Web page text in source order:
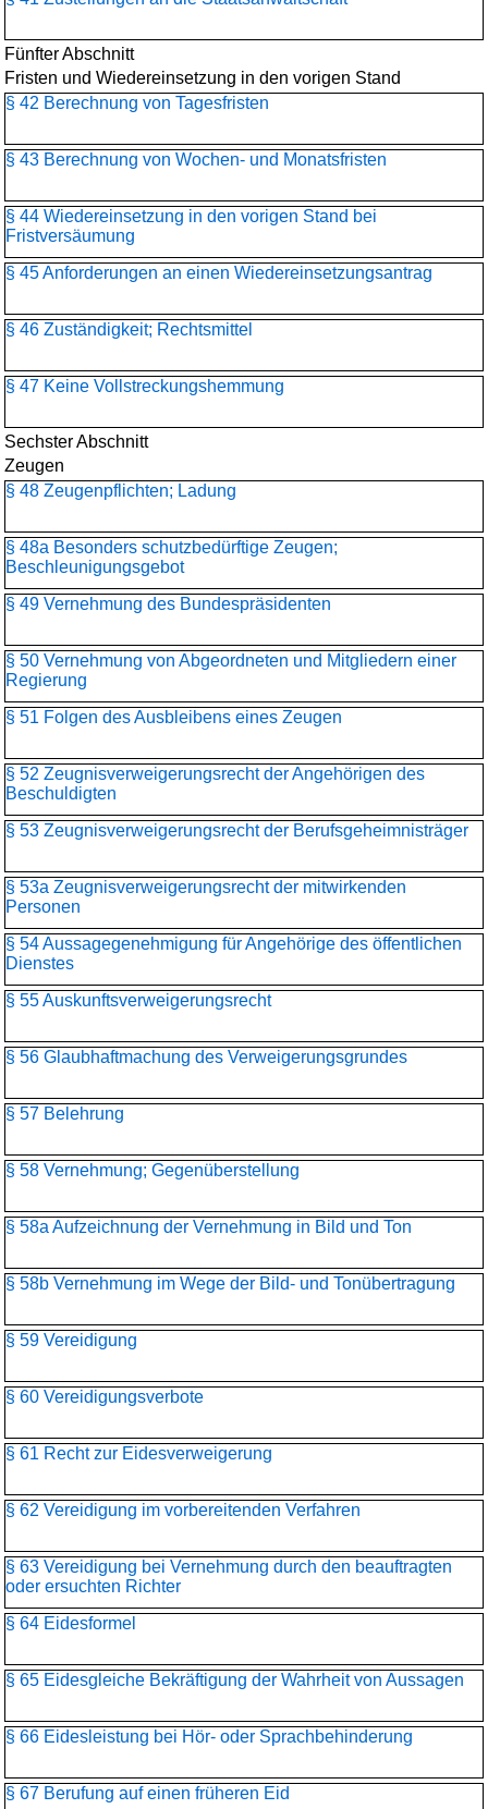
Fünfter Abschnitt
Fristen und Wiedereinsetzung in den vorigen Stand
§ 42 Berechnung von Tagesfristen
§ 43 Berechnung von Wochen- und Monatsfristen
§ 44 Wiedereinsetzung in den vorigen Stand bei
Fristversäumung
§ 45 Anforderungen an einen Wiedereinsetzungsantrag
§ 46 Zuständigkeit; Rechtsmittel
§ 47 Keine Vollstreckungshemmung
Sechster Abschnitt
Zeugen
§ 48 Zeugenpflichten; Ladung
§ 48a Besonders schutzbedürftige Zeugen;
Beschleunigungsgebot
§ 49 Vernehmung des Bundespräsidenten
§ 50 Vernehmung von Abgeordneten und Mitgliedern einer
Regierung
§ 51 Folgen des Ausbleibens eines Zeugen
§ 52 Zeugnisverweigerungsrecht der Angehörigen des
Beschuldigten
§ 53 Zeugnisverweigerungsrecht der Berufsgeheimnisträger
§ 53a Zeugnisverweigerungsrecht der mitwirkenden
Personen
§ 54 Aussagegenehmigung für Angehörige des öffentlichen
Dienstes
§ 55 Auskunftsverweigerungsrecht
§ 56 Glaubhaftmachung des Verweigerungsgrundes
§ 57 Belehrung
§ 58 Vernehmung; Gegenüberstellung
§ 58a Aufzeichnung der Vernehmung in Bild und Ton
§ 58b Vernehmung im Wege der Bild- und Tonübertragung
§ 59 Vereidigung
§ 60 Vereidigungsverbote
§ 61 Recht zur Eidesverweigerung
§ 62 Vereidigung im vorbereitenden Verfahren
§ 63 Vereidigung bei Vernehmung durch den beauftragten
oder ersuchten Richter
§ 64 Eidesformel
§ 65 Eidesgleiche Bekräftigung der Wahrheit von Aussagen
§ 66 Eidesleistung bei Hör- oder Sprachbehinderung
§ 67 Berufung auf einen früheren Eid